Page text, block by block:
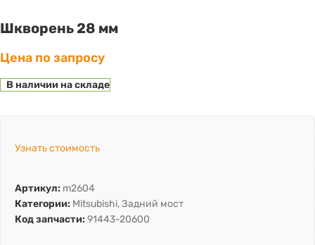
Шкворень 28 мм
Цена по запросу
В наличии на складе
Узнать стоимость
Артикул: m2604
Категории: Mitsubishi,Задний мост
Код запчасти: 91443-20600